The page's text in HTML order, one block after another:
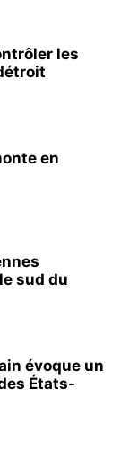
les
en
sud du
évoque un
États-